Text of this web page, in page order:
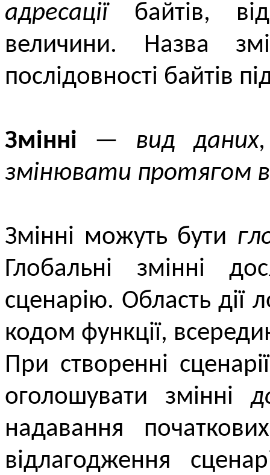
адресаціїбайтів,
величини. Назва
послідовності байтів
Змінні — вид
змінювати протягом
Змінні можуть бути
Глобальні змінні
сценарію. Область дії
кодом функції,
При створенні
оголошувати змінні
надавання
відлагодження